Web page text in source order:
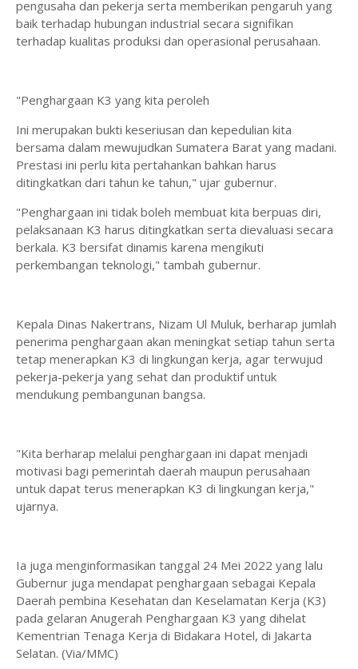
pengusaha dan pekerja serta memberikan pengaruh yang
baik terhadap hubungan industrial secara signifikan
terhadap kualitas produksi dan operasional perusahaan.
"Penghargaan K3 yang kita peroleh
Ini merupakan bukti keseriusan dan kepedulian kita
bersama dalam mewujudkan Sumatera Barat yang madani.
Prestasi ini perlu kita pertahankan bahkan harus
ditingkatkan dari tahun ke tahun," ujar gubernur.
"Penghargaan ini tidak boleh membuat kita berpuas diri,
pelaksanaan K3 harus ditingkatkan serta dievaluasi secara
berkala. K3 bersifat dinamis karena mengikuti
perkembangan teknologi," tambah gubernur.
Kepala Dinas Nakertrans, Nizam Ul Muluk, berharap jumlah
penerima penghargaan akan meningkat setiap tahun serta
tetap menerapkan K3 di lingkungan kerja, agar terwujud
pekerja-pekerja yang sehat dan produktif untuk
mendukung pembangunan bangsa.
"Kita berharap melalui penghargaan ini dapat menjadi
motivasi bagi pemerintah daerah maupun perusahaan
untuk dapat terus menerapkan K3 di lingkungan kerja,"
ujarnya.
Ia juga menginformasikan tanggal 24 Mei 2022 yang lalu
Gubernur juga mendapat penghargaan sebagai Kepala
Daerah pembina Kesehatan dan Keselamatan Kerja (K3)
pada gelaran Anugerah Penghargaan K3 yang dihelat
Kementrian Tenaga Kerja di Bidakara Hotel, di Jakarta
Selatan. (Via/MMC)